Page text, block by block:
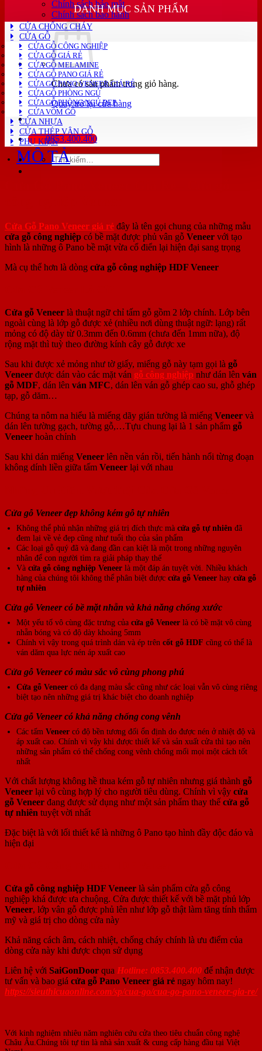
Chính sách bảo mật
Chính sách bảo hành
Chưa có sản phẩm trong giỏ hàng.
Quay trở lại cửa hàng
0853.400.400
Tìm
kiếm:
HDF
Veneer
số
lượng
DANH MỤC SẢN PHẨM
CỬA CHỐNG CHÁY
CỬA GỖ
CỬA GỖ CÔNG NGHIỆP
CỬA GỖ GIÁ RẺ
CỬA GỖ MELAMINE
CỬA GỖ PANO GIÁ RẺ
CỬA GỖ PANO VENEER GIÁ RẺ
CỬA GỖ PHÒNG NGỦ
CỬA GỖ PHÒNG NGỦ ĐẸP
CỬA VÒM GỖ
CỬA NHỰA
CỬA THÉP VÂN GỖ
PHỤ KIỆN
MÔ TẢ
Cửa Gỗ Pano Veneer giá rẻ đây là tên gọi chung của những mẫu
cửa gỗ công nghiệp có bề mặt được phủ vân gỗ Veneer với tạo
hình là những ô Pano bề mặt vừa cổ điển lại hiện đại sang trọng
Mà cụ thể hơn là dòng cửa gỗ công nghiệp HDF Veneer
Cửa gỗ Veneer là thuật ngữ chỉ tấm gỗ gồm 2 lớp chính. Lớp bên
ngoài cùng là lớp gỗ được xẻ (nhiều nơi dùng thuật ngữ: lạng) rất
mỏng có độ dày từ 0.3mm đến 0.6mm (chưa đến 1mm nữa), độ
rộng mặt thì tuỳ theo đường kính cây gỗ được xe
Sau khi được xẻ mỏng như tờ giấy, miếng gỗ này tạm gọi là gỗ
Veneer được dán vào các mặt ván gỗ công nghiệp như dán lên ván
gỗ MDF, dán lên ván MFC, dán lên ván gỗ ghép cao su, ghỗ ghép
tạp, gỗ dăm…
Chúng ta nôm na hiểu là miếng dãy gián tường là miếng Veneer và
dán lên tường gạch, tường gỗ,…Tựu chung lại là 1 sản phẩm gỗ
Veneer hoàn chỉnh
Sau khi dán miếng Veneer lên nền ván rồi, tiến hành nổi từng đoạn
không dính liền giữa tấm Veneer lại với nhau
Cửa gỗ Veneer đẹp không kém gỗ tự nhiên
Không thể phủ nhận những giá trị đích thực mà cửa gỗ tự nhiên đã
đem lại về vẻ đẹp cũng như tuổi thọ của sản phẩm
Các loại gỗ quý đã và đang đần cạn kiệt là một trong những nguyên
nhân để con người tìm ra giải pháp thay thế
Và cửa gỗ công nghiệp Veneer là một đáp án tuyệt vời. Nhiều khách
hàng của chúng tôi không thể phân biệt được cửa gỗ Veneer hay cửa gỗ
tự nhiên
Cửa gỗ Veneer có bề mặt nhẵn và khả năng chống xước
Một yếu tố vô cùng đặc trưng của cửa gỗ Veneer là có bề mặt vô cùng
nhẵn bóng và có độ dày khoảng 5mm
Chính vì vậy trong quá trình dán và ép trên cốt gỗ HDF cũng có thể là
ván dăm qua lực nén áp xuất cao
Cửa gỗ Veneer có màu sắc vô cùng phong phú
Cửa gỗ Veneer có đa dạng màu sắc cũng như các loại vẫn vô cùng riêng
biệt tạo nên những giá trị khác biệt cho doanh nghiệp
Cửa gỗ Veneer có khả năng chống cong vênh
Các tấm Veneer có độ bền tương đối ổn định do được nén ở nhiệt độ và
áp xuất cao. Chính vì vậy khi được thiết kế và sản xuất cửa thì tạo nên
những sản phẩm có thể chống cong vênh chống mối mọi một cách tốt
nhất
Với chất lượng không hề thua kém gỗ tự nhiên nhưng giá thành gỗ
Veneer lại vô cùng hợp lý cho người tiêu dùng. Chính vì vậy cửa
gỗ Veneer đang được sử dụng như một sản phẩm thay thế cửa gỗ
tự nhiên tuyệt vời nhất
Đặc biệt là với lối thiết kế là những ô Pano tạo hình đầy độc đáo và
hiện đại
Cửa gỗ công nghiệp HDF Veneer là sản phẩm cửa gỗ công
nghiệp khá được ưa chuộng. Cửa được thiết kế với bề mặt phủ lớp
Veneer, lớp vân gỗ được phủ lên như lớp gỗ thật làm tăng tính thẩm
mỹ và giá trị cho dòng cửa này
Khả năng cách âm, cách nhiệt, chống cháy chính là ưu điểm của
dòng cửa này khi được chọn sử dụng
Liên hệ với SaiGonDoor qua Hotline: 0853.400.400 để nhận được
tư vấn và bao giá cửa gỗ Pano Veneer giá rẻ ngay hôm nay!
https://sieuthicuaonline.com/sp/cua-go/cua-go-pano-veneer-gia-re/
Với kinh nghiệm nhiêu năm nghiên cứu cửa theo tiêu chuẩn công nghệ
Châu Âu.Chúng tôi tự tin là nhà sản xuất & cung cấp hàng đầu tại Việt